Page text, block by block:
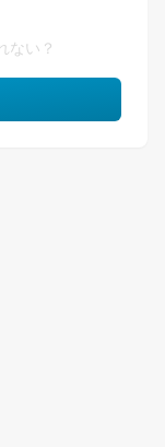
ない？